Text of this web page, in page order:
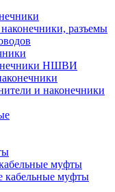
разъемы
НШВИ
и наконечники
муфты
кабельные муфты